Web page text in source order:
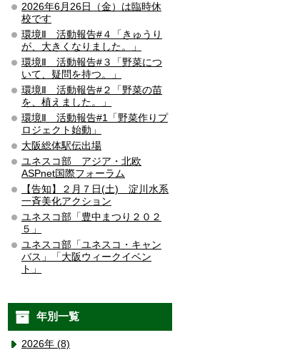
2026年6月26日（金）は臨時休
校です
環境Ⅱ 活動報告#４「きゅうり
が、大きくなりました。」
環境Ⅱ 活動報告#３「野菜につ
いて、疑問を持つ。」
環境Ⅱ 活動報告#２「野菜の苗
を、植えました。」
環境Ⅱ 活動報告#1「野菜作りプ
ロジェクト始動」
大阪総体駅伝出場
ユネスコ部 アジア・北欧
ASPnet国際フォーラム
【告知】２月７日(土) 淀川水系
一斉美化アクション
ユネスコ部「豊中まつり２０２
５」
ユネスコ部「ユネスコ・キャン
バス」「大阪ウィークイベン
ト」
年別一覧
2026年 (8)